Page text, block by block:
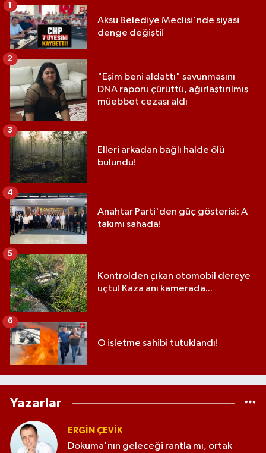
Aksu Belediye Meclisi'nde siyasi
denge değişti!
1
"Eşim beni aldattı" savunmasını
DNA raporu çürüttü, ağırlaştırılmış
müebbet cezası aldı
2
Elleri arkadan bağlı halde ölü
bulundu!
3
Anahtar Parti'den güç gösterisi: A
takımı sahada!
4
Kontrolden çıkan otomobil dereye
uçtu! Kaza anı kamerada...
5
O işletme sahibi tutuklandı!
6
Yazarlar
ERGIN ÇEVİK
Dokuma'nın geleceği rantla mı, ortak